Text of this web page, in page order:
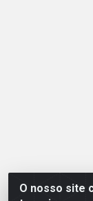
O nosso site
Linhavix